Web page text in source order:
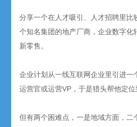
分享一个在人才吸引、人才招聘里比
个知名集团的地产厂商，企业数字化
新零售。
企业计划从一线互联网企业里引进一
运营官或运营VP，于是猎头帮他定位
但有两个困难点，一是地域方面，二